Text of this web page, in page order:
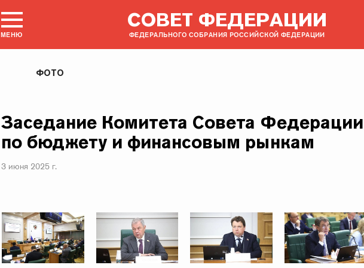
МЕНЮ
СОВЕТ ФЕДЕРАЦИИ
ФЕДЕРАЛЬНОГО СОБРАНИЯ РОССИЙСКОЙ ФЕДЕРАЦИИ
ФОТО
Заседание Комитета Совета Федерации
по бюджету и финансовым рынкам
3 июня 2025 г.